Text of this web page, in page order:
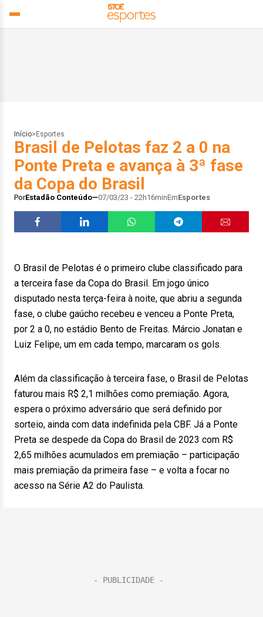
Início> Esportes
Brasil de Pelotas faz 2 a 0 na
Ponte Preta e avança à 3ª fase
da Copa do Brasil
PorEstadão Conteúdo 07/03/23 - 22h16minEmEsportes
O Brasil de Pelotas é o primeiro clube classificado para
a terceira fase da Copa do Brasil. Em jogo único
disputado nesta terça-feira à noite, que abriu a segunda
fase, o clube gaúcho recebeu e venceu a Ponte Preta,
por 2 a 0, no estádio Bento de Freitas. Márcio Jonatan e
Luiz Felipe, um em cada tempo, marcaram os gols.
Além da classificação à terceira fase, o Brasil de Pelotas
faturou mais R$ 2,1 milhões como premiação. Agora,
espera o próximo adversário que será definido por
sorteio, ainda com data indefinida pela CBF. Já a Ponte
Preta se despede da Copa do Brasil de 2023 com R$
2,65 milhões acumulados em premiação – participação
mais premiação da primeira fase – e volta a focar no
acesso na Série A2 do Paulista.